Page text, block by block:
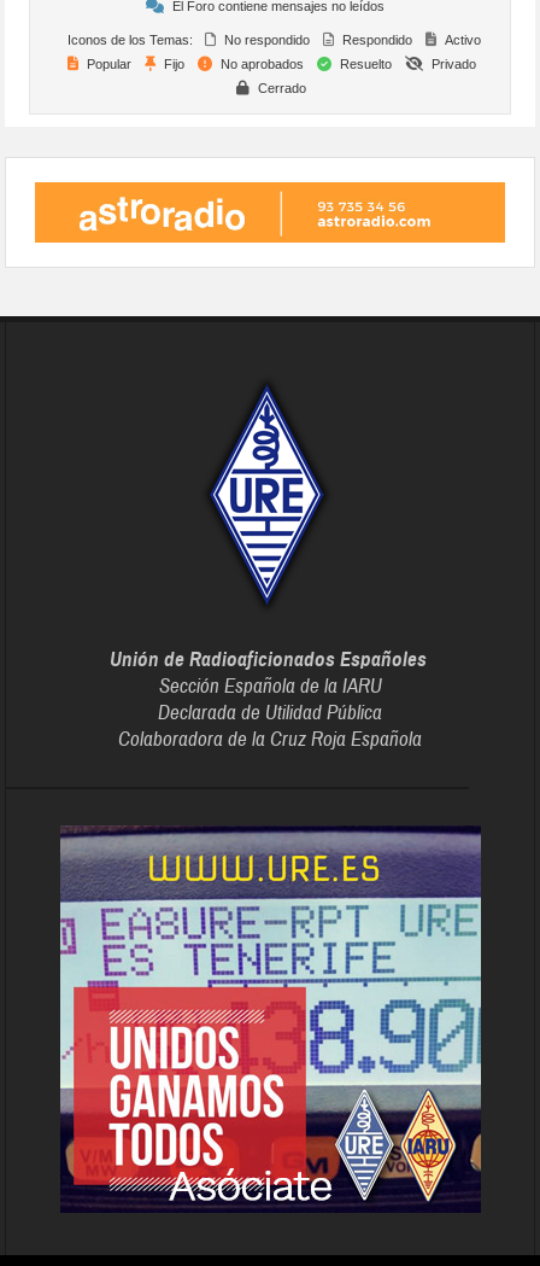
El Foro contiene mensajes no leídos
Iconos de los Temas: No respondido Respondido
Activo
Popular
Fijo No aprobados Resuelto
Privado
Cerrado
Unión de Radioaficionados Españoles
Sección Española de la IARU
Declarada de Utilidad Pública
Colaboradora de la Cruz Roja Española